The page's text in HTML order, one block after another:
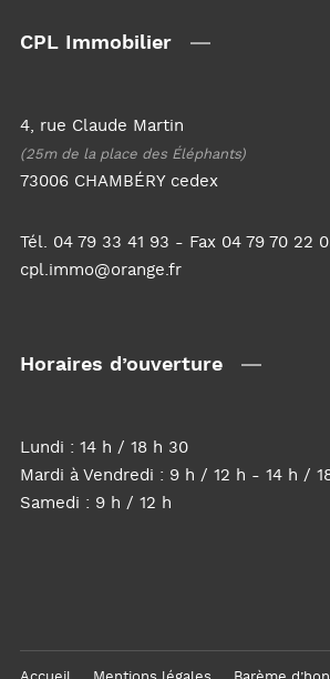
CPL Immobilier
4, rue Claude Martin
(25m de la place des Éléphants)
73006 CHAMBÉRY cedex
Tél. 04 79 33 41 93 - Fax 04 79 70 22
cpl.immo@orange.fr
Horaires d’ouverture
Lundi : 14 h / 18 h 30
Mardi à Vendredi : 9 h / 12 h - 14 h /
Samedi : 9 h / 12 h